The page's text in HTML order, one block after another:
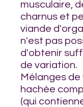
musculaire,
charnus et
viande
n'est pas
d'obtenir
de variation.
Mélanges de
hachée
(qui